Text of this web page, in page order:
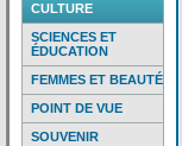
CULTURE
SCIENCES ET
ÉDUCATION
FEMMES ET BEAUTÉ
POINT DE VUE
SOUVENIR